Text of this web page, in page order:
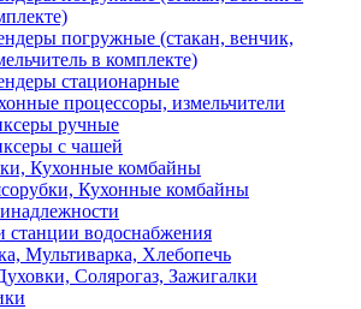
погружные (стакан, венчик,
в комплекте)
стационарные
процессоры, измельчители
ручные
с чашей
Кухонные комбайны
Кухонные комбайны
станции водоснабжения
Мультиварка, Хлебопечь
Солярогаз, Зажигалки